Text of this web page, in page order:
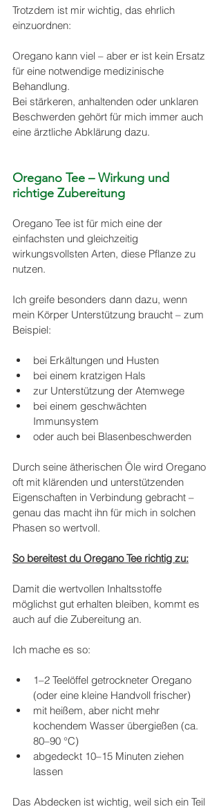
Trotzdem ist mir wichtig, das ehrlich
einzuordnen:
Oregano kann viel – aber er ist kein Ersatz
für eine notwendige medizinische
Behandlung.
Bei stärkeren, anhaltenden oder unklaren
Beschwerden gehört für mich immer auch
eine ärztliche Abklärung dazu.
Oregano Tee – Wirkung und
richtige Zubereitung
Oregano Tee ist für mich eine der
einfachsten und gleichzeitig
wirkungsvollsten Arten, diese Pflanze zu
nutzen.
Ich greife besonders dann dazu, wenn
mein Körper Unterstützung braucht – zum
Beispiel:
bei Erkältungen und Husten
bei einem kratzigen Hals
zur Unterstützung der Atemwege
bei einem geschwächten
Immunsystem
oder auch bei Blasenbeschwerden
Durch seine ätherischen Öle wird Oregano
oft mit klärenden und unterstützenden
Eigenschaften in Verbindung gebracht –
genau das macht ihn für mich in solchen
Phasen so wertvoll.
So bereitest du Oregano Tee richtig zu:
Damit die wertvollen Inhaltsstoffe
möglichst gut erhalten bleiben, kommt es
auch auf die Zubereitung an.
Ich mache es so:
1–2 Teelöffel getrockneter Oregano
(oder eine kleine Handvoll frischer)
mit heißem, aber nicht mehr
kochendem Wasser übergießen (ca.
80–90 °C)
abgedeckt 10–15 Minuten ziehen
lassen
Das Abdecken ist wichtig, weil sich ein Teil